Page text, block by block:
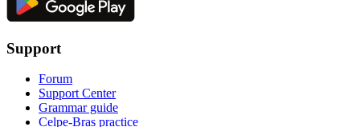
Support
Forum
Support Center
Grammar guide
Celpe-Bras practice